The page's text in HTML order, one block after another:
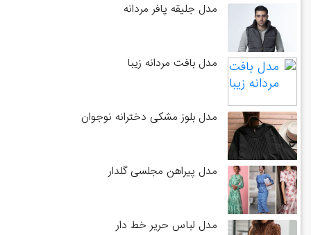
مدل جلیقه پافر مردانه
مدل بافت مردانه زیبا
مدل بلوز مشکی دخترانه نوجوان
مدل پیراهن مجلسی گلدار
مدل لباس حریر خط دار